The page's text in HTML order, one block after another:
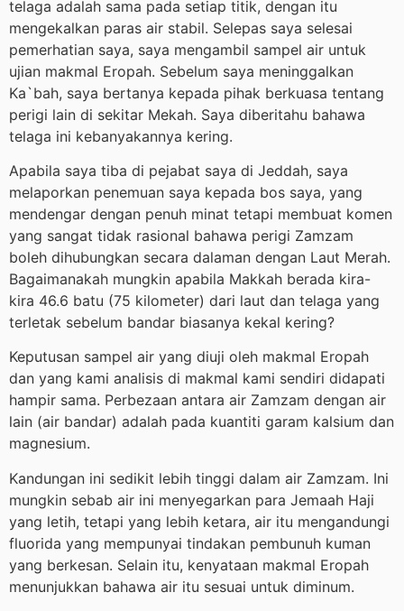
telaga adalah sama pada setiap titik, dengan itu
mengekalkan paras air stabil. Selepas saya selesai
pemerhatian saya, saya mengambil sampel air untuk
ujian makmal Eropah. Sebelum saya meninggalkan
Ka`bah, saya bertanya kepada pihak berkuasa tentang
perigi lain di sekitar Mekah. Saya diberitahu bahawa
telaga ini kebanyakannya kering.
Apabila saya tiba di pejabat saya di Jeddah, saya
melaporkan penemuan saya kepada bos saya, yang
mendengar dengan penuh minat tetapi membuat komen
yang sangat tidak rasional bahawa perigi Zamzam
boleh dihubungkan secara dalaman dengan Laut Merah.
Bagaimanakah mungkin apabila Makkah berada kira-
kira 46.6 batu (75 kilometer) dari laut dan telaga yang
terletak sebelum bandar biasanya kekal kering?
Keputusan sampel air yang diuji oleh makmal Eropah
dan yang kami analisis di makmal kami sendiri didapati
hampir sama. Perbezaan antara air Zamzam dengan air
lain (air bandar) adalah pada kuantiti garam kalsium dan
magnesium.
Kandungan ini sedikit lebih tinggi dalam air Zamzam. Ini
mungkin sebab air ini menyegarkan para Jemaah Haji
yang letih, tetapi yang lebih ketara, air itu mengandungi
fluorida yang mempunyai tindakan pembunuh kuman
yang berkesan. Selain itu, kenyataan makmal Eropah
menunjukkan bahawa air itu sesuai untuk diminum.